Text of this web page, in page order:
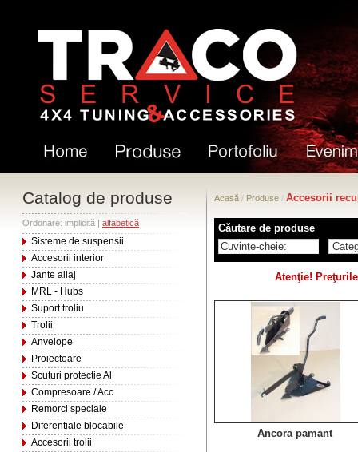
Catalog de produse
Ordonare: implicită | alfabetică
Sisteme de suspensii
Accesorii interior
Jante aliaj
MRL - Hubs
Suport troliu
Trolii
Anvelope
Proiectoare
Scuturi protectie Al
Compresoare / Acc
Remorci speciale
Diferentiale blocabile
Accesorii trolii
Acasă / Produse / Accesorii
Căutare de produse
Atenţie!
Ancora pamant